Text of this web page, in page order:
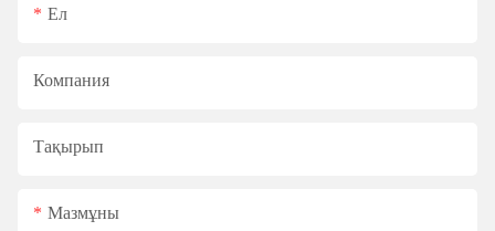
Ел
Компания
Тақырып
Мазмұны